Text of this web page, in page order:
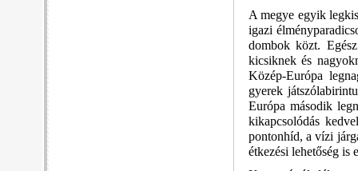
A megye egyik
igazi
dombok közt.
kicsiknek és
Közép-Európa
gyerek
Európa második
kikapcsolódás
pontonhíd, a vízi
étkezési lehetőség is